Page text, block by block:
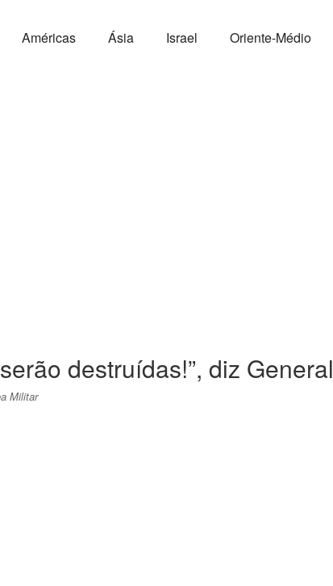
Américas Ásia Israel Oriente-Médio
destruídas!”, diz General
Militar